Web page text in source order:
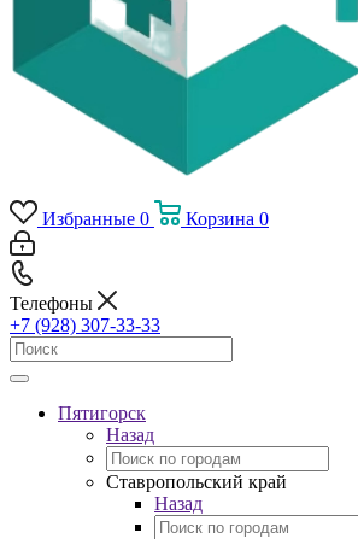
Избранные 0 Корзина 0
Телефоны
+7 (928) 307-33-33
Пятигорск
Назад
Ставропольский край
Назад